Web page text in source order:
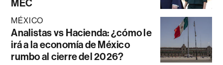
MEC
MÉXICO
Analistas vs Hacienda: ¿cómo le
irá a la economía de México
rumbo al cierre del 2026?